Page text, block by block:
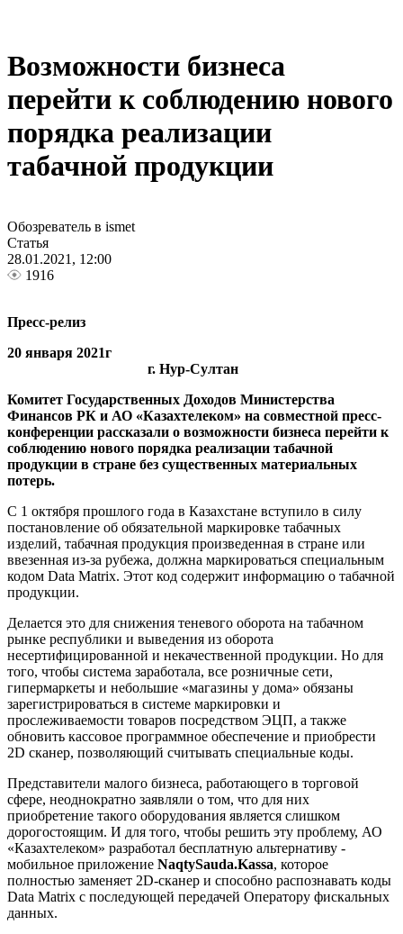
Возможности бизнеса
перейти к соблюдению нового
порядка реализации
табачной продукции
Обозреватель в ismet
Статья
28.01.2021, 12:00
1916
Пресс-релиз
20 января 2021г
г. Нур-Султан
Комитет Государственных Доходов Министерства
Финансов РК и АО «Казахтелеком» на совместной пресс-
конференции рассказали о возможности бизнеса перейти к
соблюдению нового порядка реализации табачной
продукции в стране без существенных материальных
потерь.
С 1 октября прошлого года в Казахстане вступило в силу
постановление об обязательной маркировке табачных
изделий, табачная продукция произведенная в стране или
ввезенная из-за рубежа, должна маркироваться специальным
кодом Data Matrix. Этот код содержит информацию о табачной
продукции.
Делается это для снижения теневого оборота на табачном
рынке республики и выведения из оборота
несертифицированной и некачественной продукции. Но для
того, чтобы система заработала, все розничные сети,
гипермаркеты и небольшие «магазины у дома» обязаны
зарегистрироваться в системе маркировки и
прослеживаемости товаров посредством ЭЦП, а также
обновить кассовое программное обеспечение и приобрести
2D сканер, позволяющий считывать специальные коды.
Представители малого бизнеса, работающего в торговой
сфере, неоднократно заявляли о том, что для них
приобретение такого оборудования является слишком
дорогостоящим. И для того, чтобы решить эту проблему, АО
«Казахтелеком» разработал бесплатную альтернативу -
мобильное приложение NaqtySauda.Kassa, которое
полностью заменяет 2D-сканер и способно распознавать коды
Data Matrix с последующей передачей Оператору фискальных
данных.